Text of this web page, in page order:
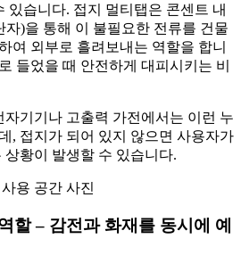
있습니다. 접지 멀티탭은 콘센트 내
자)을 통해 이 불필요한 전류를 건물
여 외부로 흘려보내는 역할을 합니
들었을 때 안전하게 대피시키는 비
기기나 고출력 가전에서는 이런 누
, 접지가 되어 있지 않으면 사용자가
황이 발생할 수 있습니다.
할 – 감전과 화재를 동시에 예